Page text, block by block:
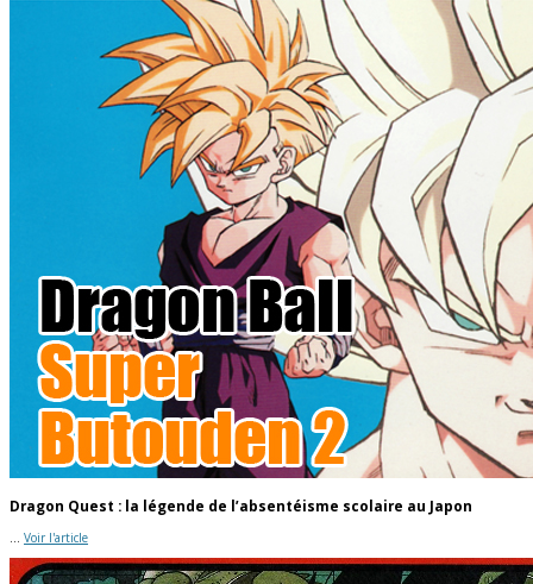
Dragon Quest : la légende de l’absentéisme scolaire au Japon
Voir l'article